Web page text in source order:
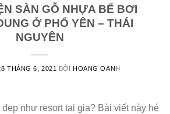
SÀN GỖ NHỰA BỂ BƠI
Ở PHỔ YÊN – THÁI
NGUYÊN
THÁNG 6, 2021 BỞI HOANG OANH
như resort tại gia? Bài viết này hé